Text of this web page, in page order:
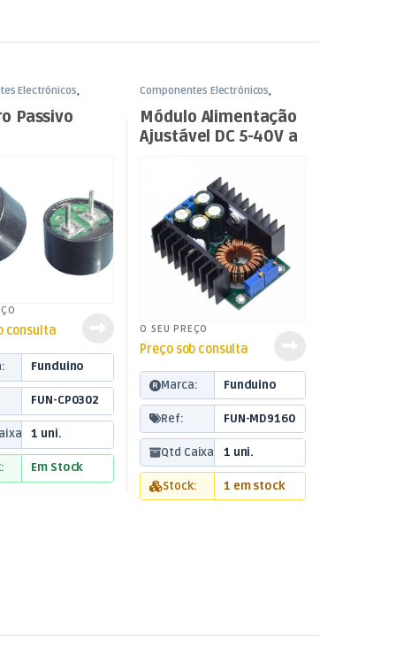
Electrónicos,
Passivo
consulta
Funduino
FUN-CP0302
1 uni.
Em Stock
Componentes Electrónicos,
Módulo Alimentação
Ajustável DC 5-40V a
O SEU PREÇO
Preço sob consulta
Marca: Funduino
Ref: FUN-MD9160
Qtd Caixa: 1 uni.
Stock: 1 em stock